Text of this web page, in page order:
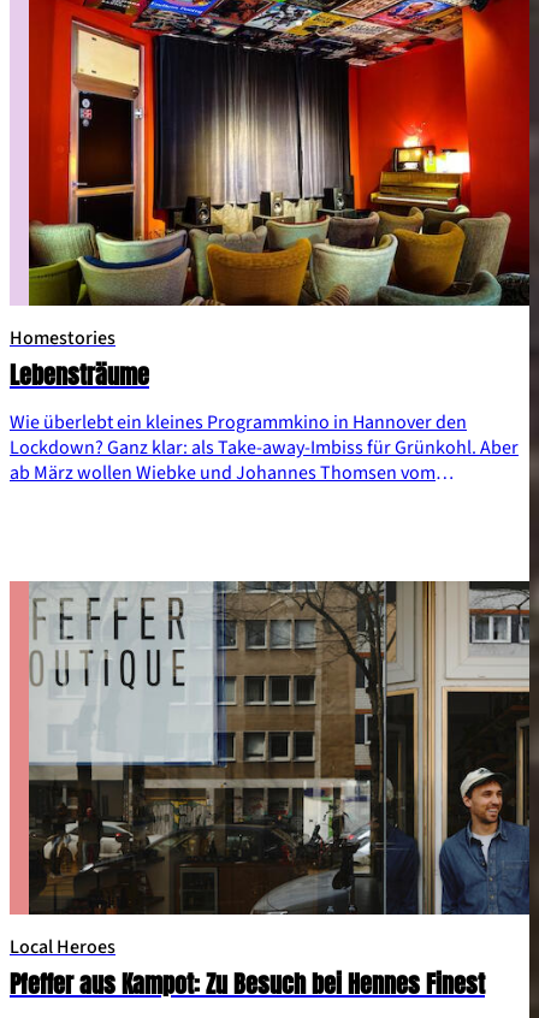
Homestories
Lebensträume
Wie überlebt ein kleines Programmkino in Hannover den
Lockdown? Ganz klar: als Take-away-Imbiss für Grünkohl. Aber
ab März wollen Wiebke und Johannes Thomsen vom
Local Heroes
Pfeffer aus Kampot: Zu Besuch bei Hennes Finest